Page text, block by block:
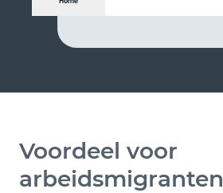
Voordeel voor
arbeidsmigranten